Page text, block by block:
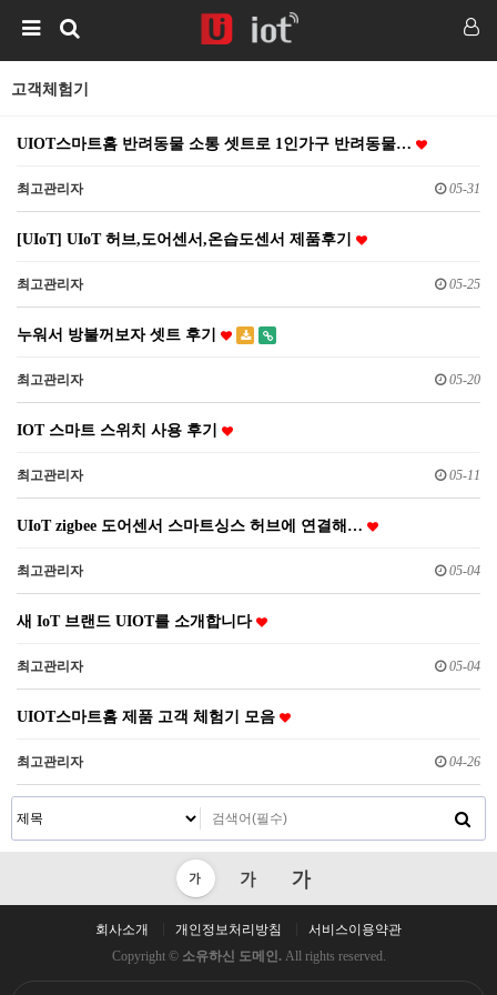
고객체험기
UIOT스마트홈 반려동물 소통 셋트로 1인가구 반려동물…
최고관리자 05-31
[UIoT] UIoT 허브,도어센서,온습도센서 제품후기
최고관리자 05-25
누워서 방불꺼보자 셋트 후기
최고관리자 05-20
IOT 스마트 스위치 사용 후기
최고관리자 05-11
UIoT zigbee 도어센서 스마트싱스 허브에 연결해…
최고관리자 05-04
새 IoT 브랜드 UIOT를 소개합니다
최고관리자 05-04
UIOT스마트홈 제품 고객 체험기 모음
최고관리자 04-26
회사소개 개인정보처리방침
서비스이용약관
Copyright © 소유하신 도메인. All rights reserved.